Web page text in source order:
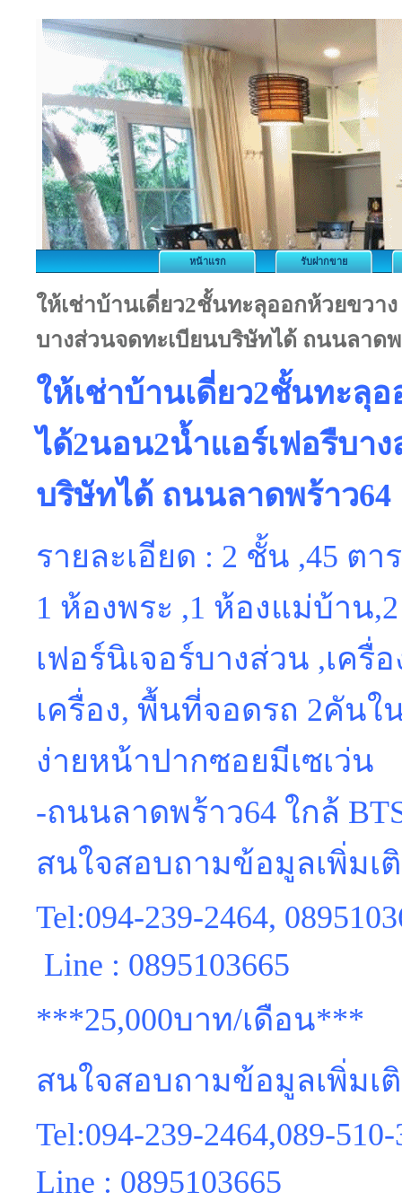
หน้าแรก รับฝากขาย
ให้เช่าบ้านเดี่ยว2ชั้นทะลุออกห้วยขวา
บางส่วนจดทะเบียนบริษัทได้ ถนนลาดพ
ให้เช่าบ้านเดี่ยว2ชั้นทะลุ
ได้2นอน2น้ำแอร์เฟอรืบา
บริษัทได้ ถนนลาดพร้าว64
รายละเอียด : 2 ชั้น ,45 ต
1 ห้องพระ ,1 ห้องแม่บ้าน
เฟอร์นิเจอร์บางส่วน ,เครื่
เครื่อง, พื้นที่จอดรถ 2คัน
ง่ายหน้าปากซอยมีเซเว่น
-ถนนลาดพร้าว64 ใกล้
สนใจสอบถามข้อมูลเพิ่ม
Tel:094-239-2464,
Line : 0895103665
***25,000บาท/เดือน***
สนใจสอบถามข้อมูลเพิ่มเ
Tel:094-239-2464,089-510-
Line : 0895103665